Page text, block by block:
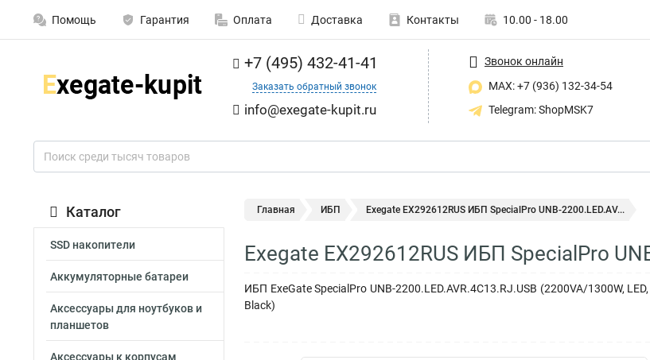
Помощь Гарантия Оплата Доставка Контакты 10.00 - 18.00
+7 (495) 432-41-41
Заказать обратный звонок
info@exegate-kupit.ru
Звонок онлайн
MAX: +7 (936) 132-34-54
Telegram: ShopMSK7
Каталог
SSD накопители
Аккумуляторные батареи
Аксессуары для ноутбуков и
планшетов
Аксессуары к корпусам
Главная ИБП Exegate EX292612RUS ИБП SpecialPro UNB-2200.LED.AV...
Exegate EX292612RUS ИБП SpecialPro
ИБП ExeGate SpecialPro UNB-2200.LED.AVR.4C13.RJ.USB (2200VA/1300W,
Black)